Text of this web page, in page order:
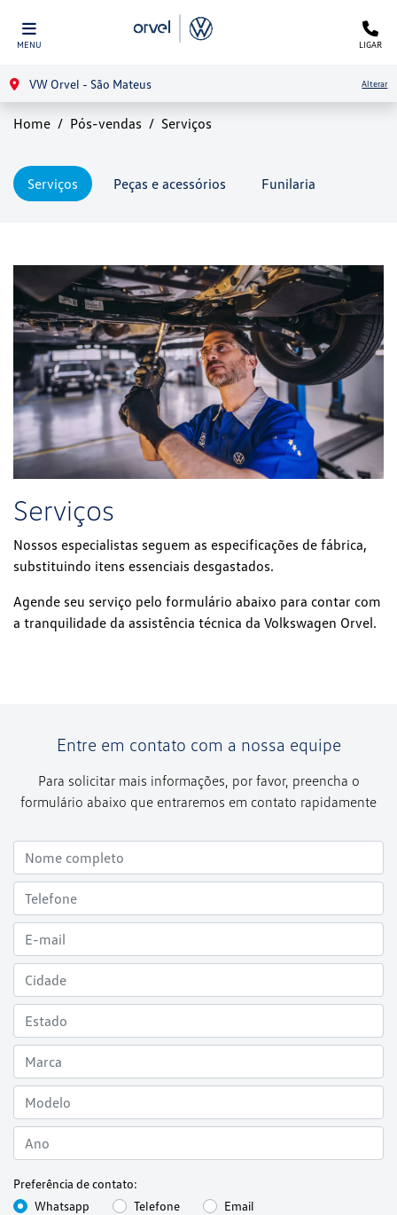
MENU LIGAR
VW Orvel - São Mateus Alterar
Home Pós-vendas Serviços
Serviços Peças e acessórios Funilaria
Serviços
Nossos especialistas seguem as especificações de fábrica,
substituindo itens essenciais desgastados.
Agende seu serviço pelo formulário abaixo para contar com
a tranquilidade da assistência técnica da Volkswagen Orvel.
Entre em contato com a nossa equipe
Para solicitar mais informações, por favor, preencha o
formulário abaixo que entraremos em contato rapidamente
Preferência de contato:
Whatsapp
Telefone Email